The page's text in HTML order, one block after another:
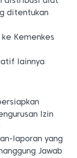
ditentukan
Kemenkes
lainnya
Izin
laporan yang
Jawab